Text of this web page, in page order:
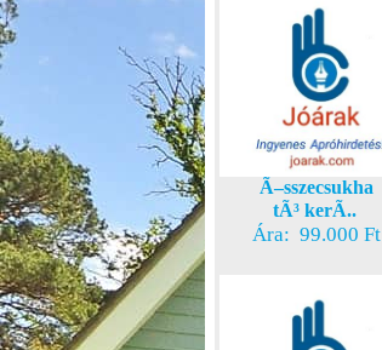
Ã–sszecsukha
tÃ³ kerÃ..
Ára: 99.000 Ft